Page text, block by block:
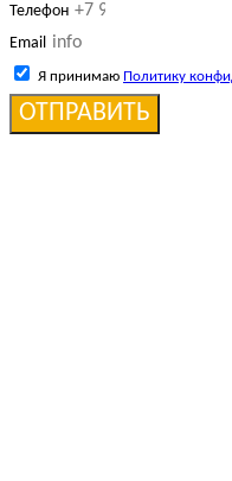
Телефон
Email
Я принимаю Политику
ОТПРАВИТЬ